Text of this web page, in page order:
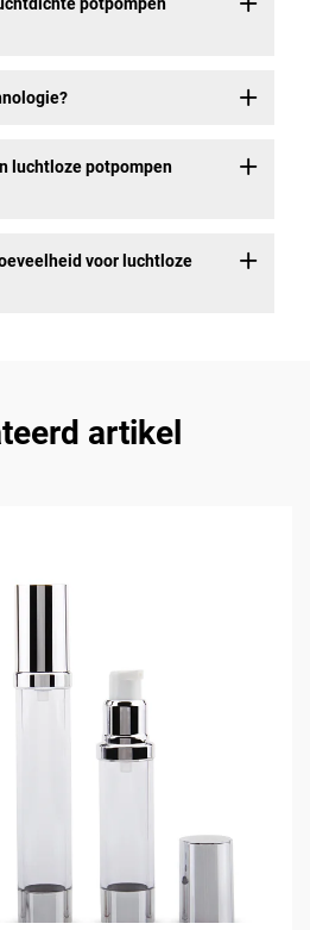
luchtloze potpompen
voor luchtloze
artikel